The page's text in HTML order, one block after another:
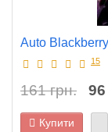
Auto
15
161 грн. 96
Купити